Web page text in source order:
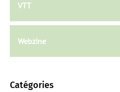
VTT
Webzine
Catégories